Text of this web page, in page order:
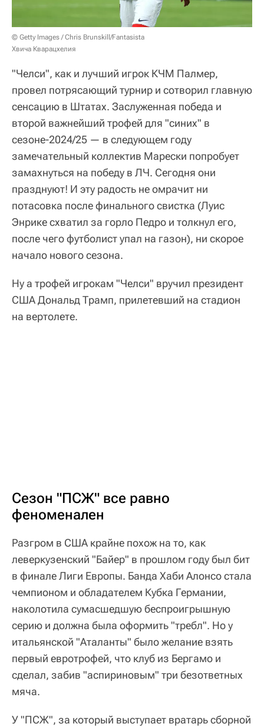
© Getty Images / Chris Brunskill/Fantasista
Хвича Кварацхелия
"Челси", как и лучший игрок КЧМ Палмер,
провел потрясающий турнир и сотворил главную
сенсацию в Штатах. Заслуженная победа и
второй важнейший трофей для "синих" в
сезоне-2024/25 — в следующем году
замечательный коллектив Марески попробует
замахнуться на победу в ЛЧ. Сегодня они
празднуют! И эту радость не омрачит ни
потасовка после финального свистка (Луис
Энрике схватил за горло Педро и толкнул его,
после чего футболист упал на газон), ни скорое
начало нового сезона.
Ну а трофей игрокам "Челси" вручил президент
США Дональд Трамп, прилетевший на стадион
на вертолете.
Сезон "ПСЖ" все равно
феноменален
Разгром в США крайне похож на то, как
леверкузенский "Байер" в прошлом году был бит
в финале Лиги Европы. Банда Хаби Алонсо стала
чемпионом и обладателем Кубка Германии,
наколотила сумасшедшую беспроигрышную
серию и должна была оформить "требл". Но у
итальянской "Аталанты" было желание взять
первый евротрофей, что клуб из Бергамо и
сделал, забив "аспириновым" три безответных
мяча.
У "ПСЖ", за который выступает вратарь сборной